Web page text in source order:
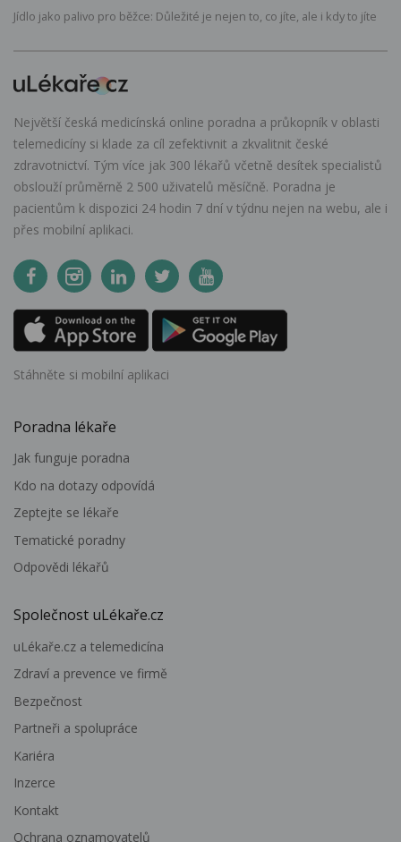
Jídlo jako palivo pro běžce: Důležité je nejen to, co jíte, ale i kdy to jíte
Největší česká medicínská online poradna a průkopník v oblasti
telemedicíny si klade za cíl zefektivnit a zkvalitnit české
zdravotnictví. Tým více jak 300 lékařů včetně desítek specialistů
obslouží průměrně 2 500 uživatelů měsíčně. Poradna je
pacientům k dispozici 24 hodin 7 dní v týdnu nejen na webu, ale i
přes mobilní aplikaci.
Stáhněte si mobilní aplikaci
Poradna lékaře
Jak funguje poradna
Kdo na dotazy odpovídá
Zeptejte se lékaře
Tematické poradny
Odpovědi lékařů
Společnost uLékaře.cz
uLékaře.cz a telemedicína
Zdraví a prevence ve firmě
Bezpečnost
Partneři a spolupráce
Kariéra
Inzerce
Kontakt
Ochrana oznamovatelů